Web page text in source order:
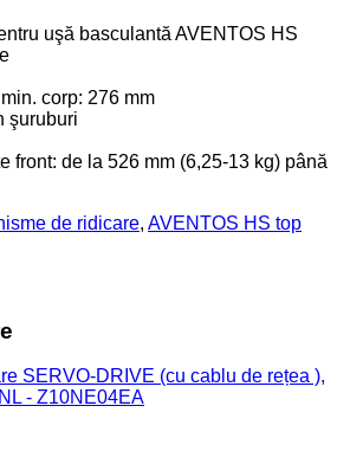
uşă basculantă AVENTOS HS
corp: 276 mm
şuruburi
front: de la 526 mm (6,25-13 kg) până
de ridicare, AVENTOS HS top